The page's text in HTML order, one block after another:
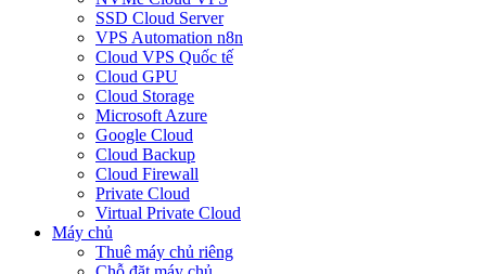
SSD Cloud Server
VPS Automation n8n
Cloud VPS Quốc tế
Cloud GPU
Cloud Storage
Microsoft Azure
Google Cloud
Cloud Backup
Cloud Firewall
Private Cloud
Virtual Private Cloud
Máy chủ
Thuê máy chủ riêng